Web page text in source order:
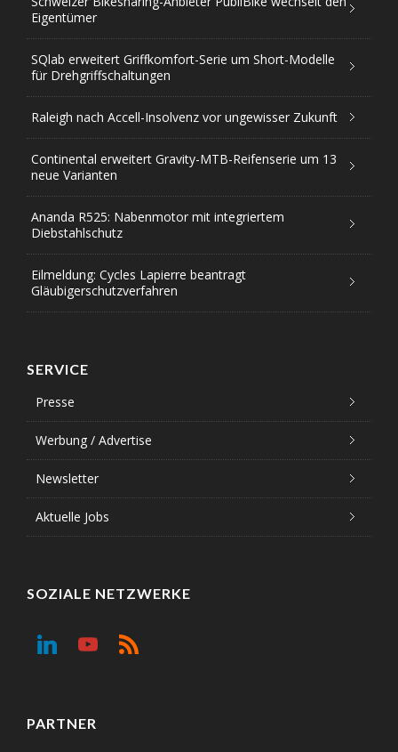
Eigentümer
SQlab erweitert Griffkomfort-Serie um Short-Modelle
für Drehgriffschaltungen
Raleigh nach Accell-Insolvenz vor ungewisser Zukunft
Continental erweitert Gravity-MTB-Reifenserie um 13
neue Varianten
Ananda R525: Nabenmotor mit integriertem
Diebstahlschutz
Eilmeldung: Cycles Lapierre beantragt
Gläubigerschutzverfahren
SERVICE
Presse
Werbung / Advertise
Newsletter
Aktuelle Jobs
SOZIALE NETZWERKE
PARTNER